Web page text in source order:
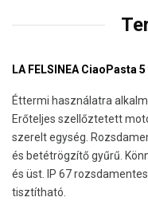
LA FELSINEA CiaoPasta
Éttermi használatra
Erőteljes szellőztetett
szerelt egység.
és betétrögzítő gyűrű.
és üst. IP 67
tisztítható.